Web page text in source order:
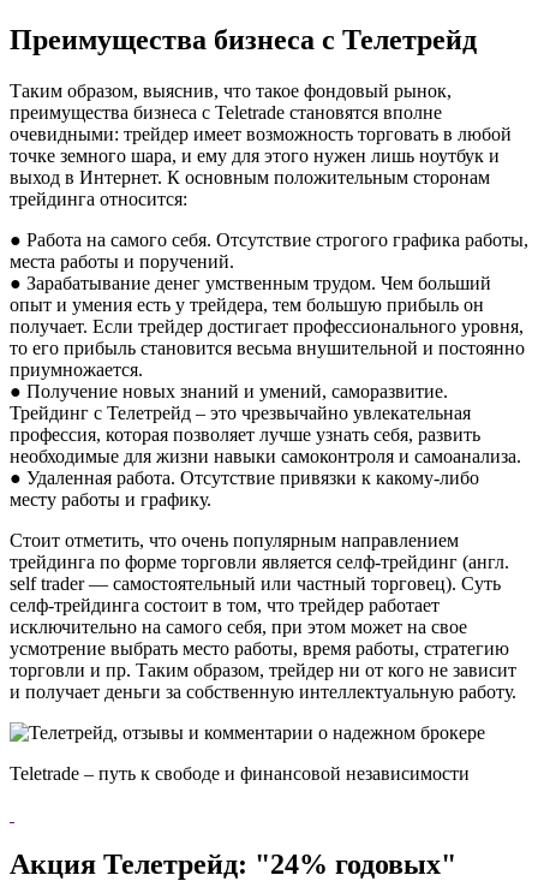
Преимущества бизнеса с Телетрейд
Таким образом, выяснив, что такое фондовый рынок,
преимущества бизнеса с Teletrade становятся вполне
очевидными: трейдер имеет возможность торговать в любой
точке земного шара, и ему для этого нужен лишь ноутбук и
выход в Интернет. К основным положительным сторонам
трейдинга относится:
● Работа на самого себя. Отсутствие строгого графика работы,
места работы и поручений.
● Зарабатывание денег умственным трудом. Чем больший
опыт и умения есть у трейдера, тем большую прибыль он
получает. Если трейдер достигает профессионального уровня,
то его прибыль становится весьма внушительной и постоянно
приумножается.
● Получение новых знаний и умений, саморазвитие.
Трейдинг с Телетрейд – это чрезвычайно увлекательная
профессия, которая позволяет лучше узнать себя, развить
необходимые для жизни навыки самоконтроля и самоанализа.
● Удаленная работа. Отсутствие привязки к какому-либо
месту работы и графику.
Стоит отметить, что очень популярным направлением
трейдинга по форме торговли является селф-трейдинг (англ.
self trader — самостоятельный или частный торговец). Суть
селф-трейдинга состоит в том, что трейдер работает
исключительно на самого себя, при этом может на свое
усмотрение выбрать место работы, время работы, стратегию
торговли и пр. Таким образом, трейдер ни от кого не зависит
и получает деньги за собственную интеллектуальную работу.
Teletrade – путь к свободе и финансовой независимости
Акция Телетрейд: "24% годовых"